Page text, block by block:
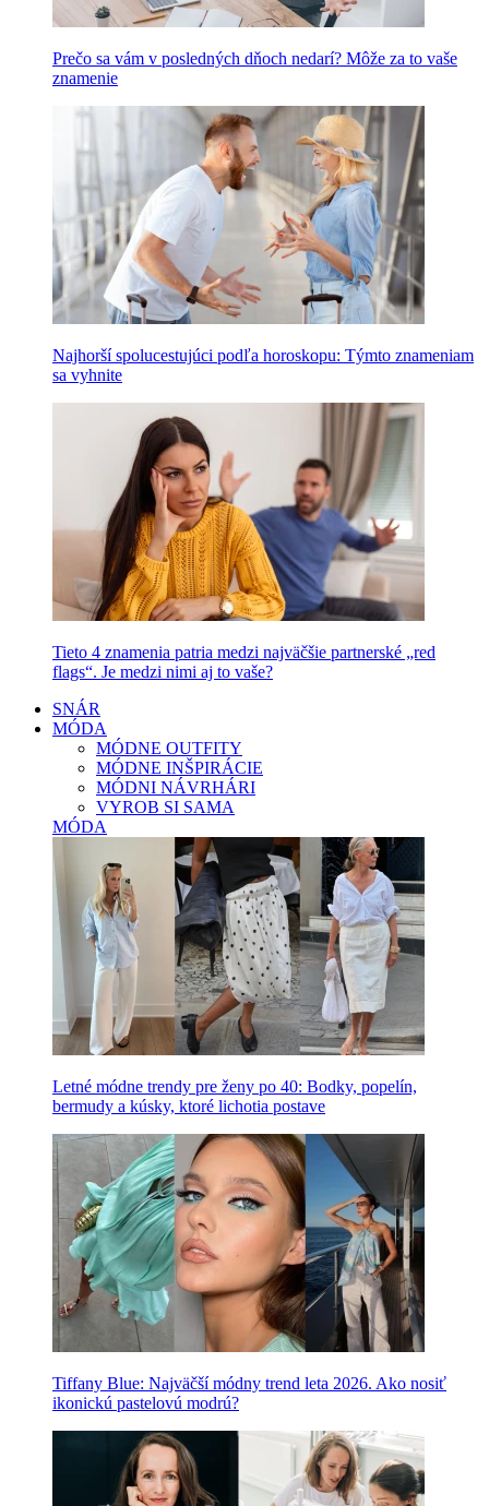
Prečo sa vám v posledných dňoch nedarí? Môže za to vaše
znamenie
Najhorší spolucestujúci podľa horoskopu: Týmto znameniam
sa vyhnite
Tieto 4 znamenia patria medzi najväčšie partnerské „red
flags“. Je medzi nimi aj to vaše?
SNÁR
MÓDA
MÓDNE OUTFITY
MÓDNE INŠPIRÁCIE
MÓDNI NÁVRHÁRI
VYROB SI SAMA
MÓDA
Letné módne trendy pre ženy po 40: Bodky, popelín,
bermudy a kúsky, ktoré lichotia postave
Tiffany Blue: Najväčší módny trend leta 2026. Ako nosiť
ikonickú pastelovú modrú?